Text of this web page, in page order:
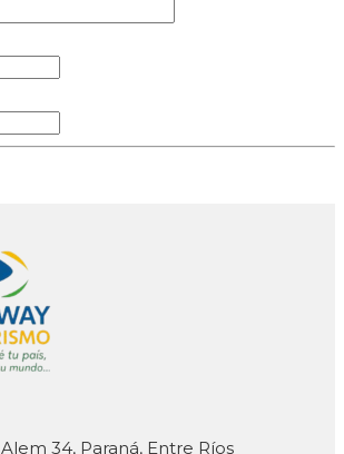
Alem 34, Paraná, Entre Ríos